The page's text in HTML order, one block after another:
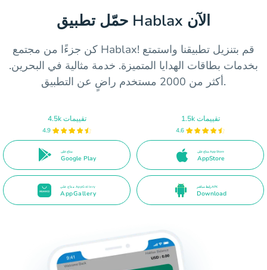
حمّل تطبيق Hablax الآن
كن جزءًا من مجتمع Hablax! قم بتنزيل تطبيقنا واستمتع
بخدمات بطاقات الهدايا المتميزة. خدمة مثالية في البحرين.
أكثر من 2000 مستخدم راضٍ عن التطبيق.
4.5k تقييمات
4.9
متاح على
Google Play
1.5k تقييمات
4.6
متاح على App Store
AppStore
متاح على AppGallery
AppGallery
رابط مباشر APK
Download